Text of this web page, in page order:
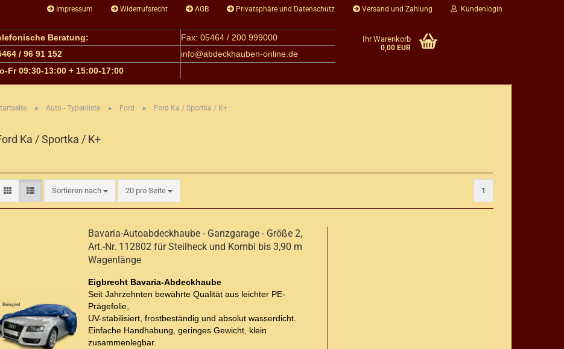
Impressum Widerrufsrecht AGB Privatsphäre und Datenschutz Versand und Zahlung Kundenlogin
Beratung:
Fax: 05464 / 200 999000
/ 96 91 152
info@abdeckhauben-online.de
o-Fr 09:30-13:00 + 15:00-17:00
Ihr Warenkorb
0,00 EUR
» Auto - Typenliste » Ford » Ford Ka / Sportka / K+
Ka / Sportka / K+
Sortieren nach
Sortieren nach 20 pro Seite
pro Seite 1
Bavaria-Autoabdeckhaube - Ganzgarage - Größe 2,
Art.-Nr. 112802 für Steilheck und Kombi bis 3,90 m
Wagenlänge
Eigbrecht Bavaria-Abdeckhaube
Seit Jahrzehnten bewährte Qualität aus leichter PE-
Prägefolie,
UV-stabilisiert, frostbeständig und absolut wasserdicht.
Einfache Handhabung, geringes Gewicht, klein
zusammenlegbar.